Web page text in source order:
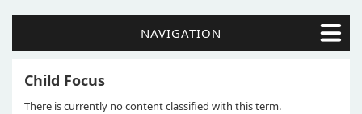
NAVIGATION
Child Focus
There is currently no content classified with this term.